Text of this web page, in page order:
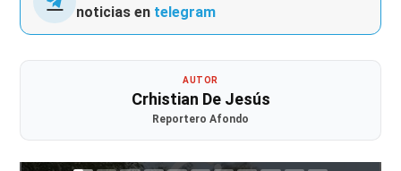
noticias en telegram
AUTOR
Crhistian De Jesús
Reportero Afondo